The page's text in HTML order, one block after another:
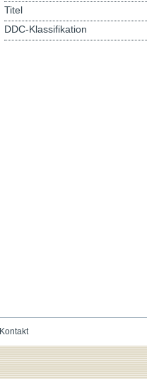
Titel
DDC-Klassifikation
Kontakt